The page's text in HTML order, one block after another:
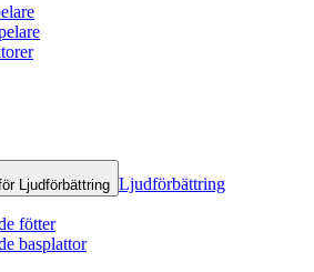
Ljudförbättring Ljudförbättring
fötter
basplattor